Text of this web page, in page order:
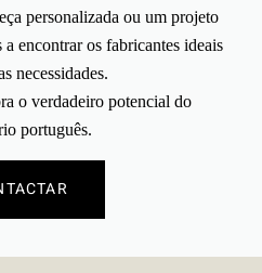
personalizada ou um projeto
a encontrar os fabricantes ideais
necessidades.
o verdadeiro potencial do
português.